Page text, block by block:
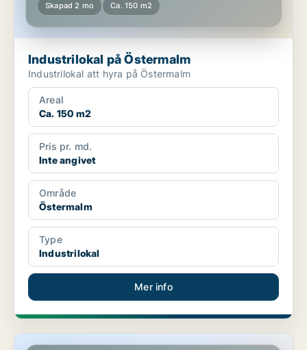
Skapad 2 mo Ca. 150 m2
Industrilokal på Östermalm
Industrilokal att hyra på Östermalm
Areal
Ca. 150 m2
Pris pr. md.
Inte angivet
Område
Östermalm
Type
Industrilokal
Mer info
Lager i Stockholm